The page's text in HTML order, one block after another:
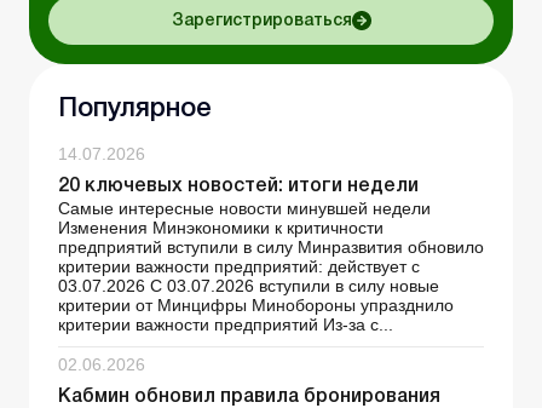
Зарегистрироваться
Популярное
14.07.2026
20 ключевых новостей: итоги недели
Самые интересные новости минувшей недели
Изменения Минэкономики к критичности
предприятий вступили в силу Минразвития обновило
критерии важности предприятий: действует с
03.07.2026 С 03.07.2026 вступили в силу новые
критерии от Минцифры Минобороны упразднило
критерии важности предприятий Из-за с...
02.06.2026
Кабмин обновил правила бронирования